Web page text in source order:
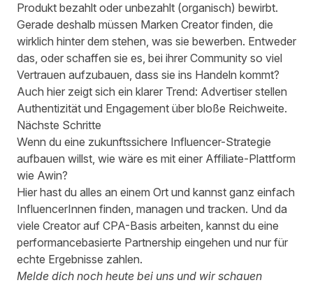
Produkt bezahlt oder unbezahlt (organisch) bewirbt.
Gerade deshalb müssen Marken Creator finden, die
wirklich hinter dem stehen, was sie bewerben. Entweder
das, oder schaffen sie es, bei ihrer Community so viel
Vertrauen aufzubauen, dass sie ins Handeln kommt?
Auch hier zeigt sich ein klarer Trend: Advertiser stellen
Authentizität und Engagement über bloße Reichweite.
Nächste Schritte
Wenn du eine zukunftssichere Influencer-Strategie
aufbauen willst, wie wäre es mit einer Affiliate-Plattform
wie Awin?
Hier hast du alles an einem Ort und kannst ganz einfach
InfluencerInnen finden, managen und tracken. Und da
viele Creator auf CPA-Basis arbeiten, kannst du eine
performancebasierte Partnership eingehen und nur für
echte Ergebnisse zahlen.
Melde dich noch heute bei uns und wir schauen